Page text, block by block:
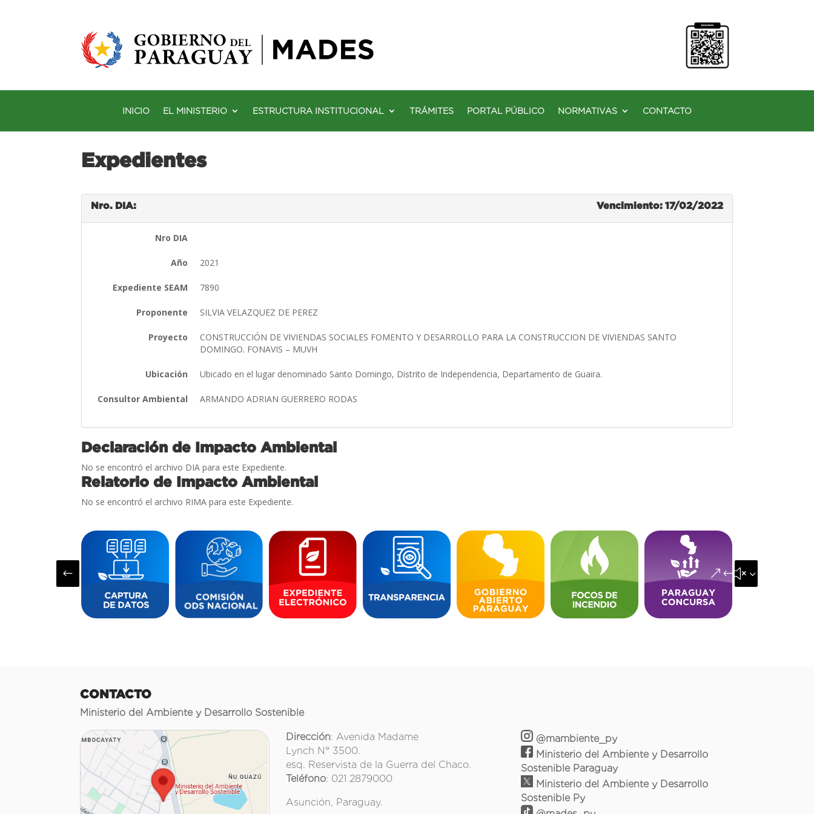
INICIO EL MINISTERIO ESTRUCTURA INSTITUCIONAL TRÁMITES PORTAL PÚBLICO NORMATIVAS CONTACTO
Expedientes
Nro. DIA: Vencimiento: 17/02/2022
Nro DIA
Año 2021
Expediente SEAM 7890
Proponente SILVIA VELAZQUEZ DE PEREZ
Proyecto
CONSTRUCCIÓN DE VIVIENDAS SOCIALES FOMENTO Y DESARROLLO PARA LA CONSTRUCCION DE VIVIENDAS SANTO
DOMINGO. FONAVIS – MUVH
Ubicación Ubicado en el lugar denominado Santo Domingo, Distrito de Independencia, Departamento de Guaira.
Consultor Ambiental ARMANDO ADRIAN GUERRERO RODAS
Declaración de Impacto Ambiental
No se encontró el archivo DIA para este Expediente.
Relatorio de Impacto Ambiental
No se encontró el archivo RIMA para este Expediente.
# &#x35;
CONTACTO
Ministerio del Ambiente y Desarrollo Sostenible
Dirección: Avenida Madame
Lynch N° 3500.
esq. Reservista de la Guerra del Chaco.
Teléfono: 021 2879000
Asunción, Paraguay.
@mambiente_py
Ministerio del Ambiente y Desarrollo
Sostenible Paraguay
Ministerio del Ambiente y Desarrollo
Sostenible Py